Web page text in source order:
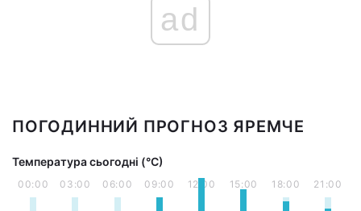
ad
ПОГОДИННИЙ ПРОГНОЗ ЯРЕМЧЕ
Температура сьогодні (°С)
00:00 03:00 06:00 09:00 12:00 15:00 18:00 21:00